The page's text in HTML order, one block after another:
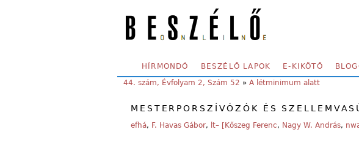
SECONDARY MENU
HÍRMONDÓ BESZÉLŐ LAPOK E-KIKÖTŐ
YOU ARE HERE:
44. szám, Évfolyam 2, Szám 52 » A létminimum alatt
MESTERPORSZÍVÓZÓK ÉS
efhá, F. Havas Gábor, lt– [Kőszeg Ferenc, Nagy W. András,